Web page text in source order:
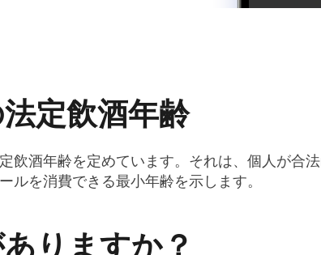
定飲酒年齢
飲酒年齢を定めています。それは、個人が合
ルを消費できる最小年齢を示します。
りますか？